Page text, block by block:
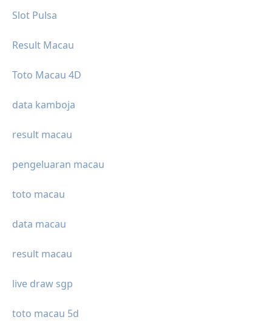
Slot Pulsa
Result Macau
Toto Macau 4D
data kamboja
result macau
pengeluaran macau
toto macau
data macau
result macau
live draw sgp
toto macau 5d